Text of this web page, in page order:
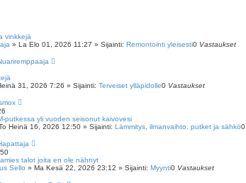
vinkkejä
» La Elo 01, 2026 11:27 » Sijainti: Remontointi yleisesti0 Vastaukset
31, 2026 7:26 » Sijainti: Terveiset ylläpidolle0 Vastaukset
putkessa yli vuoden seisonut kaivovesi
Heinä 16, 2026 12:50 » Sijainti: Lämmitys, ilmanvaihto, putket ja sähkö0
talot joita en ole nähnyt
Sello » Ma Kesä 22, 2026 23:12 » Sijainti: Myynti0 Vastaukset